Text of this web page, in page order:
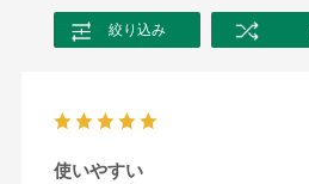
絞り込み
使いやすい